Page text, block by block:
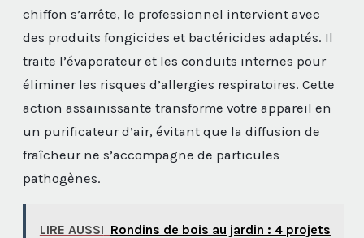
chiffon s’arrête, le professionnel intervient avec
des produits fongicides et bactéricides adaptés. Il
traite l’évaporateur et les conduits internes pour
éliminer les risques d’allergies respiratoires. Cette
action assainissante transforme votre appareil en
un purificateur d’air, évitant que la diffusion de
fraîcheur ne s’accompagne de particules
pathogènes.
LIRE AUSSI Rondins de bois au jardin : 4 projets